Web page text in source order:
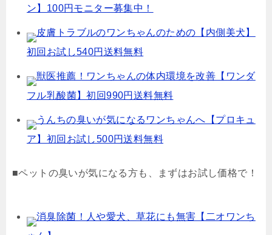
ン】100円モニター募集中！
皮膚トラブルのワンちゃんのための【内側美犬】
初回お試し540円送料無料
獣医推薦！ワンちゃんの体内環境を改善【ワンダ
フル乳酸菌】初回990円送料無料
うんちの臭いが気になるワンちゃんへ【プロキュ
ア】初回お試し500円送料無料
■ペットの臭いが気になる方も、まずはお試し価格で！
消臭除菌！人や愛犬、草花にも無害【二オワンち